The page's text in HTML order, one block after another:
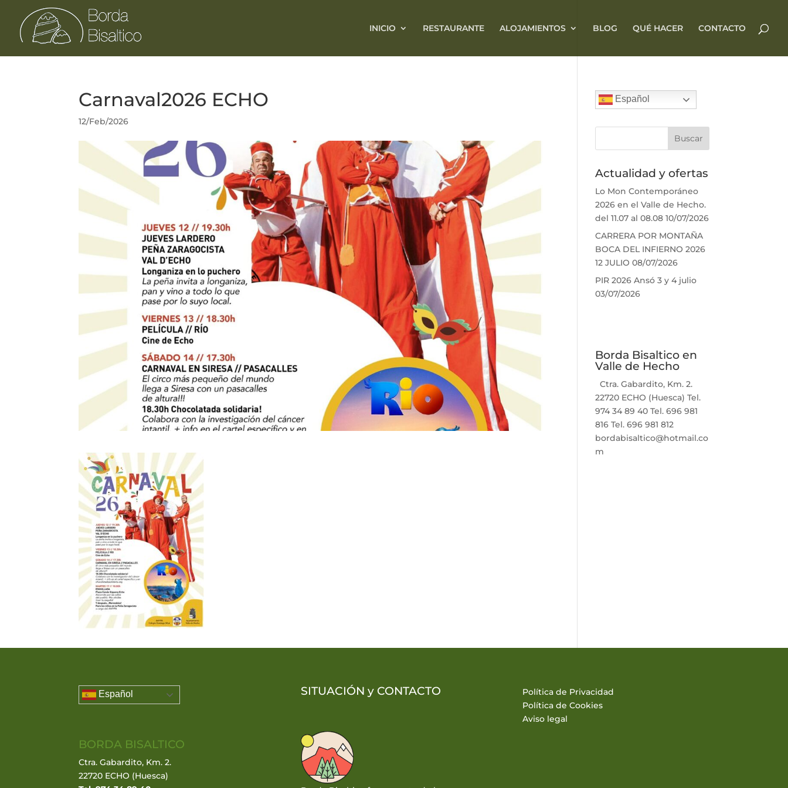
INICIO RESTAURANTE ALOJAMIENTOS BLOG QUÉ HACER CONTACTO
Carnaval2026 ECHO
12/Feb/2026
Español
Actualidad y ofertas
Lo Mon Contemporáneo
2026 en el Valle de Hecho.
del 11.07 al 08.08 10/07/2026
CARRERA POR MONTAÑA
BOCA DEL INFIERNO 2026
12 JULIO 08/07/2026
PIR 2026 Ansó 3 y 4 julio
03/07/2026
Borda Bisaltico en
Valle de Hecho
Ctra. Gabardito, Km. 2.
22720 ECHO (Huesca) Tel.
974 34 89 40 Tel. 696 981
816 Tel. 696 981 812
bordabisaltico@hotmail.co
m
Español
BORDA BISALTICO
Ctra. Gabardito, Km. 2.
22720 ECHO (Huesca)
SITUACIÓN y CONTACTO
Política de Privacidad
Política de Cookies
Aviso legal